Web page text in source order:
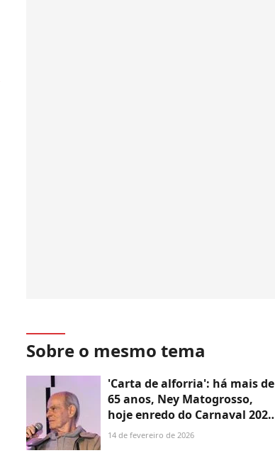
Sobre o mesmo tema
'Carta de alforria': há mais de
65 anos, Ney Matogrosso,
hoje enredo do Carnaval 2026
no RJ, deu guinada na vida ao
14 de fevereiro de 2026